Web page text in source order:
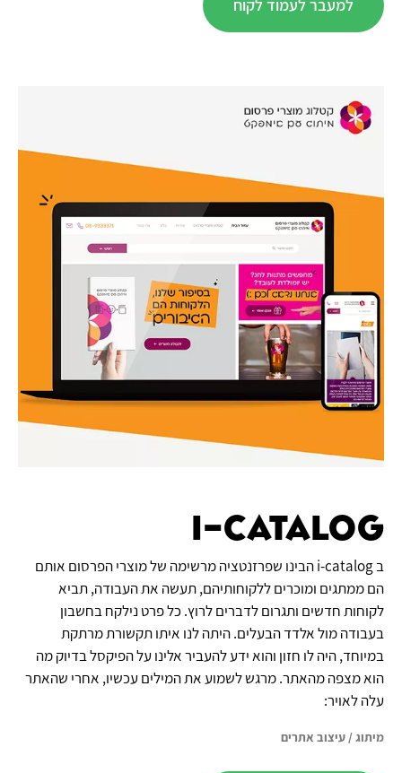
למעבר לעמוד לקוח
I-catalog
ב i-catalog הבינו שפרזנטציה מרשימה של מוצרי הפרסום אותם
הם ממתגים ומוכרים ללקוחותיהם, תעשה את העבודה, תביא
לקוחות חדשים ותגרום לדברים לרוץ. כל פרט נילקח בחשבון
בעבודה מול אלדד הבעלים. היתה לנו איתו תקשורת מרתקת
במיוחד, היה לו חזון והוא ידע להעביר אלינו על הפיקסל בדיוק מה
הוא מצפה מהאתר. מרגש לשמוע את המילים עכשיו, אחרי שהאתר
עלה לאויר:
מיתוג/עיצוב אתרים